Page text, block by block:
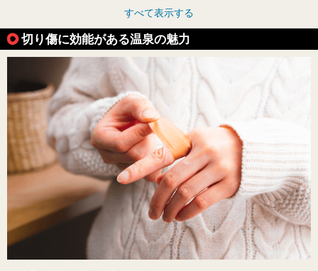
すべて表示する
切り傷に効能がある温泉の魅力